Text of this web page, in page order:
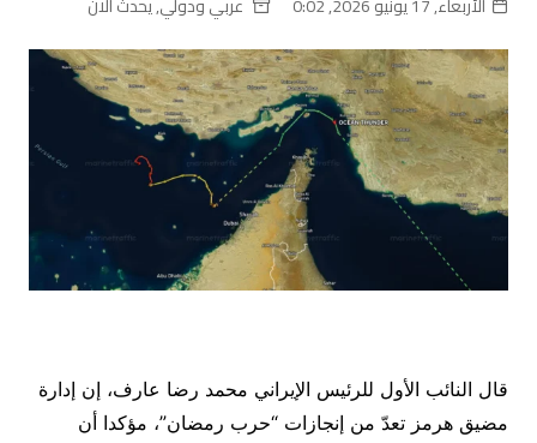
قال النائب الأول للرئيس الإيراني محمد رضا عارف، إن إدارة
مضيق هرمز تعدّ من إنجازات “حرب رمضان”، مؤكدا أن